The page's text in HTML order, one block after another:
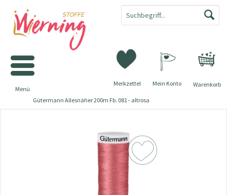
Warenkorb
Merkzettel Mein Konto
Menü
Gütermann Allesnäher 200m Fb. 081 - altrosa